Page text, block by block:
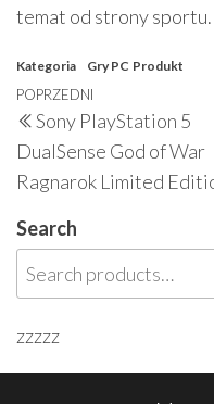
temat od strony sportu.
Kategoria Gry PC Produkt
Nawigacja
wpisu
Poprzedni
wpis
POPRZEDNI
Sony PlayStation 5
DualSense God of War
Ragnarok Limited
Search
zzzzz